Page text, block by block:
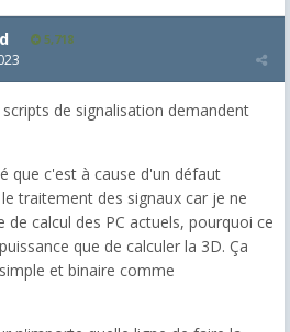
5,718
de signalisation demandent
que c'est à cause d'un défaut
traitement des signaux car je ne
de calcul des PC actuels, pourquoi ce
que de calculer la 3D. Ça
et binaire comme